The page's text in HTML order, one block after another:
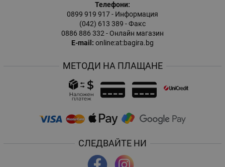
Телефони:
0899 919 917- Информация
(042) 613 389 - Факс
0886 886 332 - Онлайн магазин
E-mail: online:at:bagira.bg
МЕТОДИ НА ПЛАЩАНЕ
СЛЕДВАЙТЕ НИ